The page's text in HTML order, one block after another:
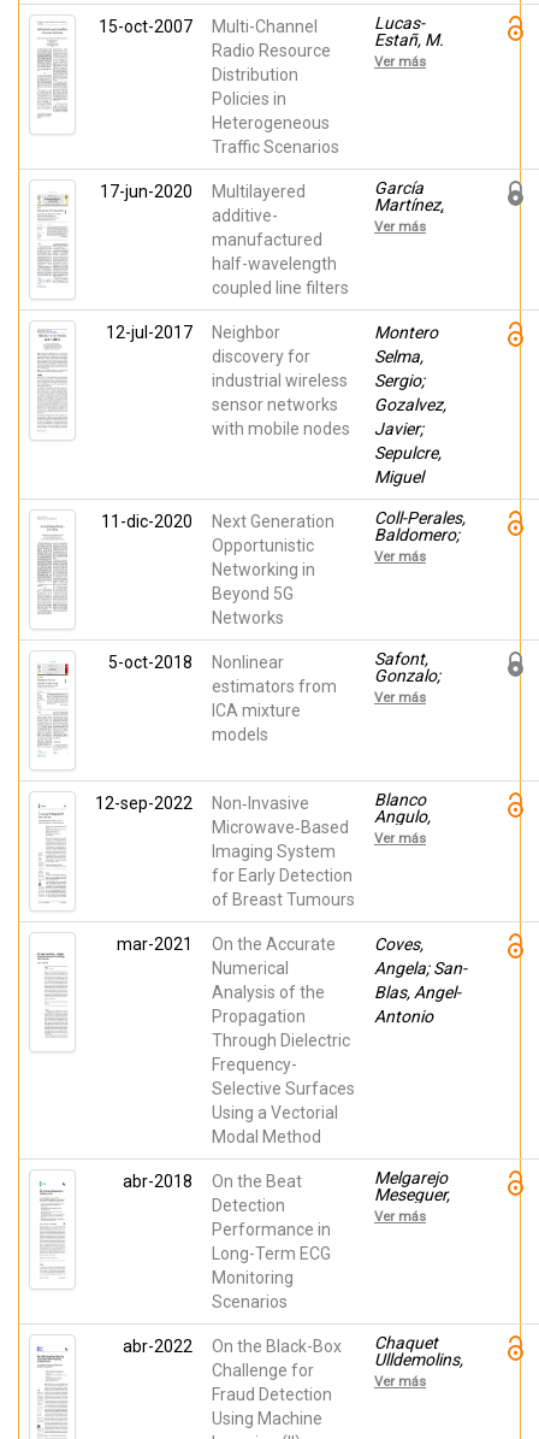
15-oct-2007
Multi-Channel
Radio Resource
Distribution
Policies in
Heterogeneous
Traffic Scenarios
Lucas-
Estañ, M.
Carmen;
Gozalvez,
Manuel;
Calabuig,
Daniel
Ver más
17-jun-2020
Multilayered
additive-
manufactured
half-wavelength
coupled line filters
García
Martínez,
Héctor; Ávila
Navarro,
Germán;
Bronchalo,
Enrique;
Blanco
Angulo,
Carolina;
Bozzi,
Maurizio
Ver más
12-jul-2017
Neighbor
discovery for
industrial wireless
sensor networks
with mobile nodes
Montero
Selma,
Sergio;
Gozalvez,
Javier;
Sepulcre,
Miguel
11-dic-2020
Next Generation
Opportunistic
Networking in
Beyond 5G
Networks
Coll-Perales,
Baldomero;
Pescosolido,
Loreto;
Andrea;
Conti,
Marco
Ver más
5-oct-2018
Nonlinear
estimators from
ICA mixture
models
Safont,
Gonzalo;
Salazar,
Addisson;
Alberto
Ver más
12-sep-2022
Non‐Invasive
Microwave‐Based
Imaging System
for Early Detection
of Breast Tumours
Blanco
Angulo,
Carolina;
Martínez
Mazón,
roberto;
Juan, Carlos
G.; García
Martínez,
Héctor;
Arias, Julia;
Ver más
mar-2021
On the Accurate
Numerical
Analysis of the
Propagation
Through Dielectric
Frequency-
Selective Surfaces
Using a Vectorial
Modal Method
Coves,
Angela; San-
Blas, Angel-
Antonio
abr-2018
On the Beat
Detection
Performance in
Long-Term ECG
Monitoring
Scenarios
Melgarejo
Meseguer,
Francisco
Manuel;
Javier;
Blanco-
Velasco,
Manuel;
Ver más
abr-2022
On the Black-Box
Challenge for
Fraud Detection
Using Machine
Chaquet
Ulldemolins,
Jacobo;
Gimeno
Ver más